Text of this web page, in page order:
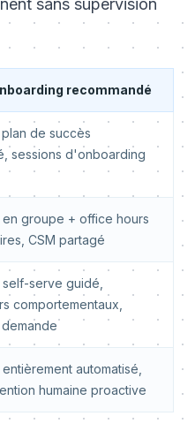
sans supervision
recommandé
de succès
sessions d'onboarding
groupe + office hours
CSM partagé
serve guidé,
comportementaux,
automatisé,
humaine proactive